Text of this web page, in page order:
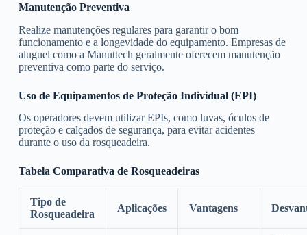
Manutenção Preventiva
Realize manutenções regulares para garantir o bom
funcionamento e a longevidade do equipamento. Empresas de
aluguel como a Manuttech geralmente oferecem manutenção
preventiva como parte do serviço.
Uso de Equipamentos de Proteção Individual (EPI)
Os operadores devem utilizar EPIs, como luvas, óculos de
proteção e calçados de segurança, para evitar acidentes
durante o uso da rosqueadeira.
Tabela Comparativa de Rosqueadeiras
Tipo de
Rosqueadeira
Aplicações Vantagens